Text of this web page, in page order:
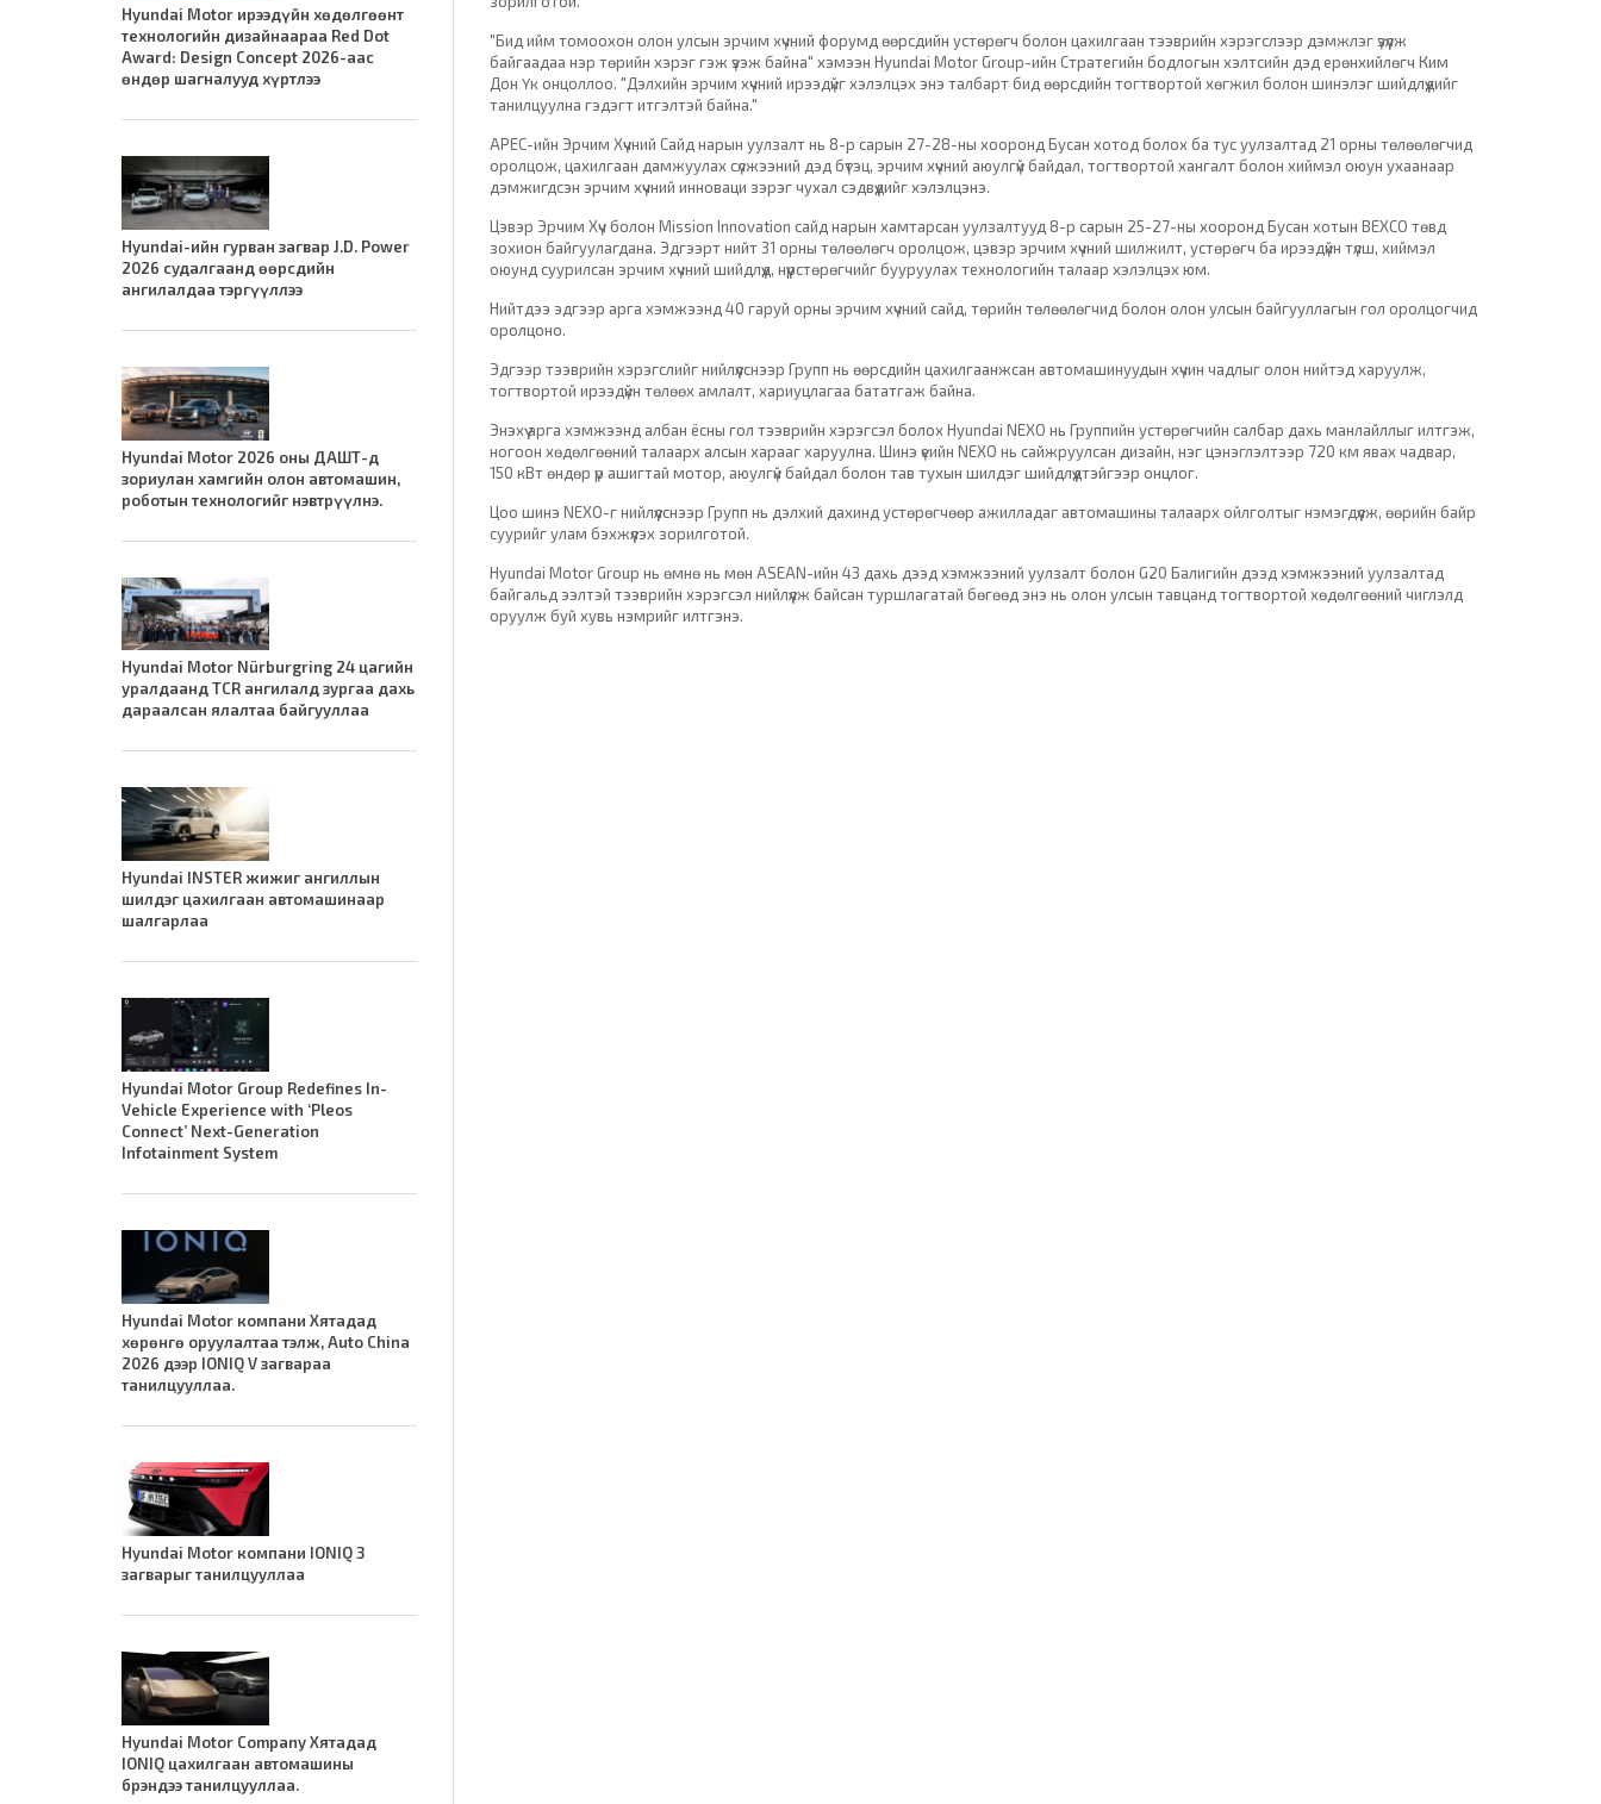
"Бид ийм томоохон олон улсын эрчим хүчний форумд өөрсдийн устөрөгч болон цахилгаан тээврийн хэрэгслээр дэмжлэг үзүүлж
байгаадаа нэр төрийн хэрэг гэж үзэж байна" хэмээн Hyundai Motor Group-ийн Стратегийн бодлогын хэлтсийн дэд ерөнхийлөгч Ким
Дон Үк онцоллоо. "Дэлхийн эрчим хүчний ирээдүйг хэлэлцэх энэ талбарт бид өөрсдийн тогтвортой хөгжил болон шинэлэг шийдлүүдийг
танилцуулна гэдэгт итгэлтэй байна."
APEC-ийн Эрчим Хүчний Сайд нарын уулзалт нь 8-р сарын 27-28-ны хооронд Бусан хотод болох ба тус уулзалтад 21 орны төлөөлөгчид
оролцож, цахилгаан дамжуулах сүлжээний дэд бүтэц, эрчим хүчний аюулгүй байдал, тогтвортой хангалт болон хиймэл оюун ухаанаар
дэмжигдсэн эрчим хүчний инноваци зэрэг чухал сэдвүүдийг хэлэлцэнэ.
Цэвэр Эрчим Хүч болон Mission Innovation сайд нарын хамтарсан уулзалтууд 8-р сарын 25-27-ны хооронд Бусан хотын BEXCO төвд
зохион байгуулагдана. Эдгээрт нийт 31 орны төлөөлөгч оролцож, цэвэр эрчим хүчний шилжилт, устөрөгч ба ирээдүйн түлш, хиймэл
оюунд суурилсан эрчим хүчний шийдлүүд, нүүрстөрөгчийг бууруулах технологийн талаар хэлэлцэх юм.
Нийтдээ эдгээр арга хэмжээнд 40 гаруй орны эрчим хүчний сайд, төрийн төлөөлөгчид болон олон улсын байгууллагын гол оролцогчид
оролцоно.
Эдгээр тээврийн хэрэгслийг нийлүүлснээр Групп нь өөрсдийн цахилгаанжсан автомашинуудын хүчин чадлыг олон нийтэд харуулж,
тогтвортой ирээдүйн төлөөх амлалт, хариуцлагаа бататгаж байна.
Энэхүү арга хэмжээнд албан ёсны гол тээврийн хэрэгсэл болох Hyundai NEXO нь Группийн устөрөгчийн салбар дахь манлайллыг илтгэж,
ногоон хөдөлгөөний талаарх алсын харааг харуулна. Шинэ үеийн NEXO нь сайжруулсан дизайн, нэг цэнэглэлтээр 720 км явах чадвар,
150 кВт өндөр үр ашигтай мотор, аюулгүй байдал болон тав тухын шилдэг шийдлүүдтэйгээр онцлог.
Цоо шинэ NEXO-г нийлүүлснээр Групп нь дэлхий дахинд устөрөгчөөр ажилладаг автомашины талаарх ойлголтыг нэмэгдүүлж, өөрийн байр
суурийг улам бэхжүүлэх зорилготой.
Hyundai Motor Group нь өмнө нь мөн ASEAN-ийн 43 дахь дээд хэмжээний уулзалт болон G20 Балигийн дээд хэмжээний уулзалтад
байгальд ээлтэй тээврийн хэрэгсэл нийлүүлж байсан туршлагатай бөгөөд энэ нь олон улсын тавцанд тогтвортой хөдөлгөөний чиглэлд
оруулж буй хувь нэмрийг илтгэнэ.
Hyundai Motor ирээдүйн хөдөлгөөнт
технологийн дизайнаараа Red Dot
Award: Design Concept 2026-аас
өндөр шагналууд хүртлээ
Hyundai-ийн гурван загвар J.D. Power
2026 судалгаанд өөрсдийн
ангилалдаа тэргүүллээ
Hyundai Motor 2026 оны ДАШТ-д
зориулан хамгийн олон автомашин,
роботын технологийг нэвтрүүлнэ.
Hyundai Motor Nürburgring 24 цагийн
уралдаанд TCR ангилалд зургаа дахь
дараалсан ялалтаа байгууллаа
Hyundai INSTER жижиг ангиллын
шилдэг цахилгаан автомашинаар
шалгарлаа
Hyundai Motor Group Redefines In-
Vehicle Experience with ‘Pleos
Connect’ Next-Generation
Infotainment System
Hyundai Motor компани Хятадад
хөрөнгө оруулалтаа тэлж, Auto China
2026 дээр IONIQ V загвараа
танилцууллаа.
Hyundai Motor компани IONIQ 3
загварыг танилцууллаа
Hyundai Motor Company Хятадад
IONIQ цахилгаан автомашины
брэндээ танилцууллаа.